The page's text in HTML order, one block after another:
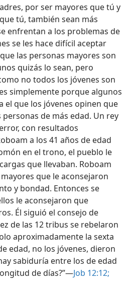
por ser mayores que tú y
tú, también sean más
enfrentan a los problemas de
se les hace difícil aceptar
las personas mayores son
quizás lo sean, pero
no todos los jóvenes son
simplemente porque algunos
el que los jóvenes opinen que
de más edad. Un rey
con resultados
a los 41 años de edad
en el trono, el pueblo le
que llevaban. Roboam
que le aconsejaron
y bondad. Entonces se
le aconsejaron que
Él siguió el consejo de
de las 12 tribus se rebelaron
aproximadamente la sexta
edad, no los jóvenes, dieron
sabiduría entre los de edad
de días?”—Job 12:12;